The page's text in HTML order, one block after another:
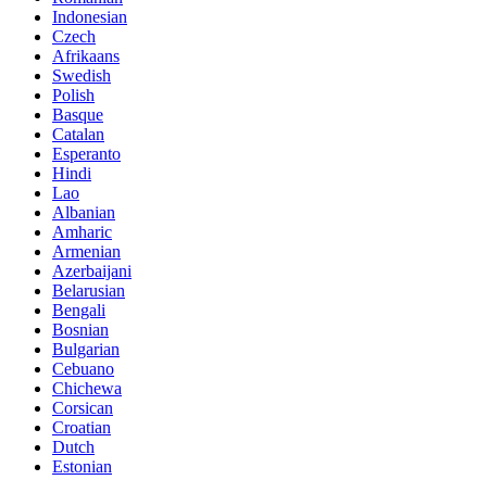
Indonesian
Czech
Afrikaans
Swedish
Polish
Basque
Catalan
Esperanto
Hindi
Lao
Albanian
Amharic
Armenian
Azerbaijani
Belarusian
Bengali
Bosnian
Bulgarian
Cebuano
Chichewa
Corsican
Croatian
Dutch
Estonian